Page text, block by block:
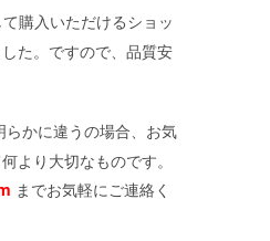
購入いただけるショッ
た。ですので、品質安
かに違うの場合、お気
より大切なものです。
までお気軽にご連絡く